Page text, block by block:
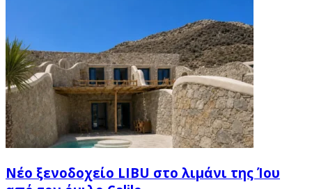
Νέο ξενοδοχείο LIBU στο λιμάνι της Ίου